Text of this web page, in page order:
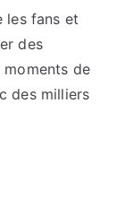
les fans et
des
de
des milliers